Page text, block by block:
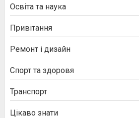
Освіта та наука
Привітання
Ремонт і дизайн
Спорт та здоровя
Транспорт
Цікаво знати